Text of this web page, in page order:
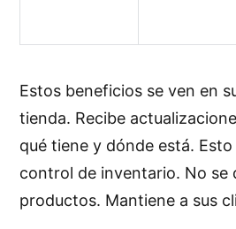
Estos beneficios se ven en
tienda. Recibe
qué tiene y dónde está.
control de inventario. No se
productos. Mantiene a sus